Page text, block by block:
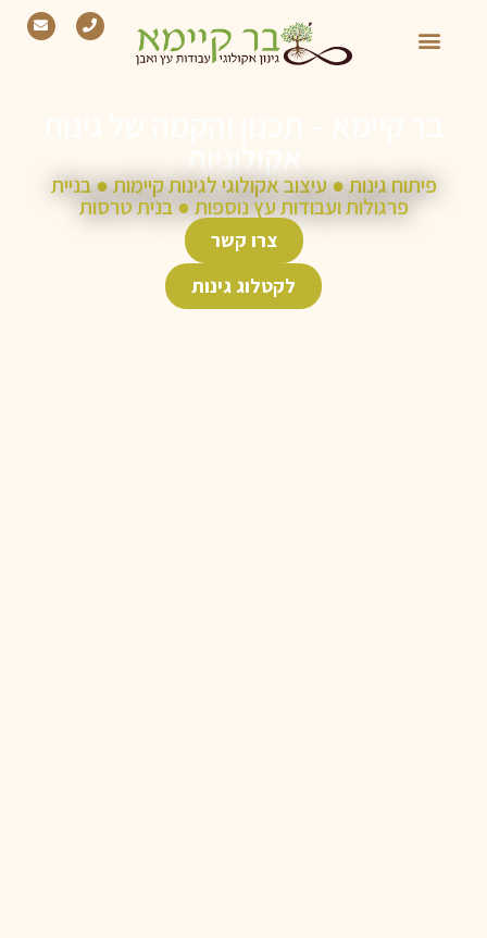
אקולוגיות
פיתוח גינות ● עיצוב אקולוגי לגינות קיימות ● בניית
פרגולות ועבודות עץ נוספות ● בנית טרסות
צרו קשר
לקטלוג גינות